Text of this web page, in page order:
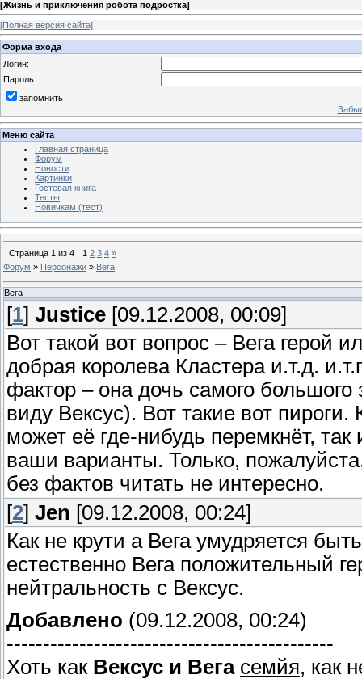
[Жизнь и приключения робота подростка]
[Полная версия сайта]
Форма входа
Логин:
Пароль:
запомнить
Меню сайта
Главная страница
Форум
Новости
Картинки
Гостевая книга
Тесты
Новичкам (тест)
Страница 1 из 4 1 2 3 4 »
Форум » Персонажи » Вега
Вега
[1] Justice [09.12.2008, 00:09]
Вот такой вот вопрос – Вега герой
добрая королева Кластера и.т.д.
фактор – она дочь самого
виду Вексус). Вот такие вот
может её где-нибудь перемкнёт,
ваши варианты. Только,
без фактов читать не интересно.
[2] Jen [09.12.2008, 00:24]
Как не крути а Вега умудряется
естественно Вега положительный
нейтральность с Вексус.
Добавлено (09.12.2008, 00:24)
---------------------------------------------
Хоть как Вексус и Вега семйя, как